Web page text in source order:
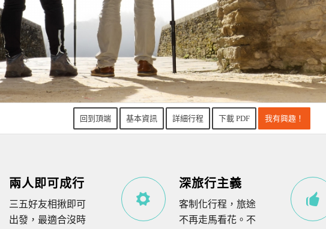
回到頂端 基本資訊 詳細行程 下載 PDF 我有興趣！
兩人即可成行
三五好友相揪即可
出發，最適合沒時
深旅行主義
客制化行程，旅途
不再走馬看花。不